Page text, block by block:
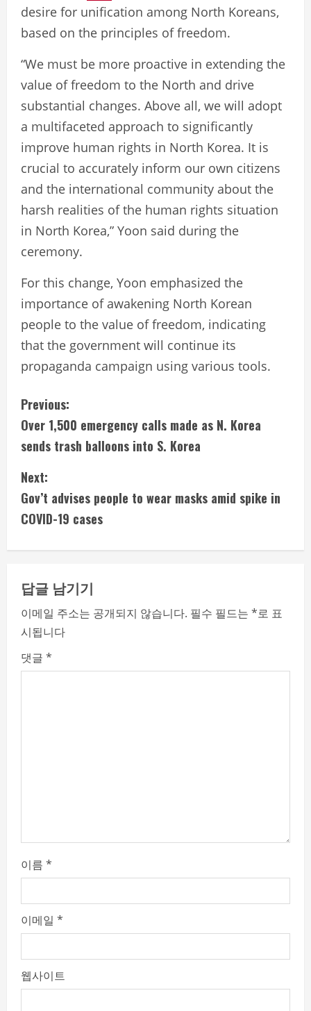
desire for unification among North Koreans,
based on the principles of freedom.
“We must be more proactive in extending the
value of freedom to the North and drive
substantial changes. Above all, we will adopt
a multifaceted approach to significantly
improve human rights in North Korea. It is
crucial to accurately inform our own citizens
and the international community about the
harsh realities of the human rights situation
in North Korea,” Yoon said during the
ceremony.
For this change, Yoon emphasized the
importance of awakening North Korean
people to the value of freedom, indicating
that the government will continue its
propaganda campaign using various tools.
C
o
n
t
i
n
u
e
R
e
Previous:
Over 1,500 emergency calls made as N. Korea
sends trash balloons into S. Korea
Next:
Gov’t advises people to wear masks amid spike in
COVID-19 cases
답글 남기기
이메일 주소는 공개되지 않습니다. 필수 필드는 *로 표
시됩니다
댓글 *
이름 *
이메일 *
웹사이트